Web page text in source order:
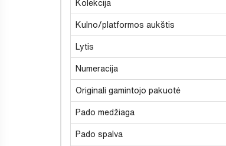
Kolekcija
Kulno/platformos aukštis
Lytis
Numeracija
Originali gamintojo pakuotė
Pado medžiaga
Pado spalva